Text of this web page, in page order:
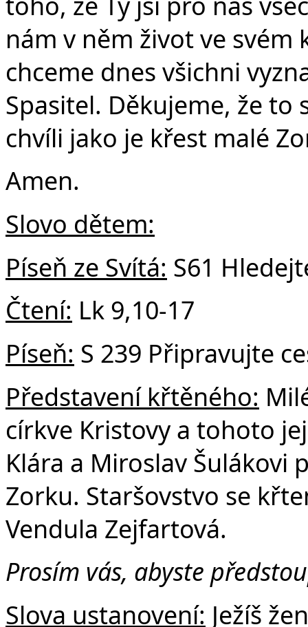
nám v něm život ve svém
chceme dnes všichni
Spasitel. Děkujeme, že
chvíli jako je křest malé
Amen.
Slovo dětem:
Píseň ze Svítá: S61
Čtení: Lk 9,10-17
Píseň: S 239 Připravujte
Představení křtěného:
církve Kristovy a tohoto
Klára a Miroslav Šulákovi
Zorku. Staršovstvo se
Vendula Zejfartová.
Prosím vás, abyste
Slova ustanovení: Ježíš